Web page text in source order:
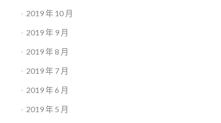
2019 年 10 月
2019 年 9 月
2019 年 8 月
2019 年 7 月
2019 年 6 月
2019 年 5 月